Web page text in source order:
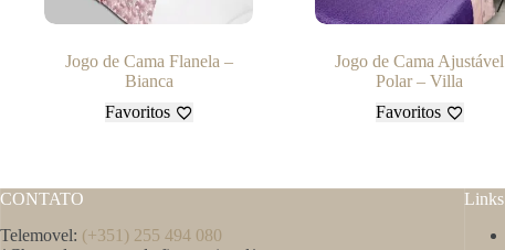
Jogo de Cama Flanela –
Bianca
Favoritos
Jogo de Cama Ajustável
Polar – Villa
Favoritos
CONTATO
Telemovel: (+351) 255 494 080
Links